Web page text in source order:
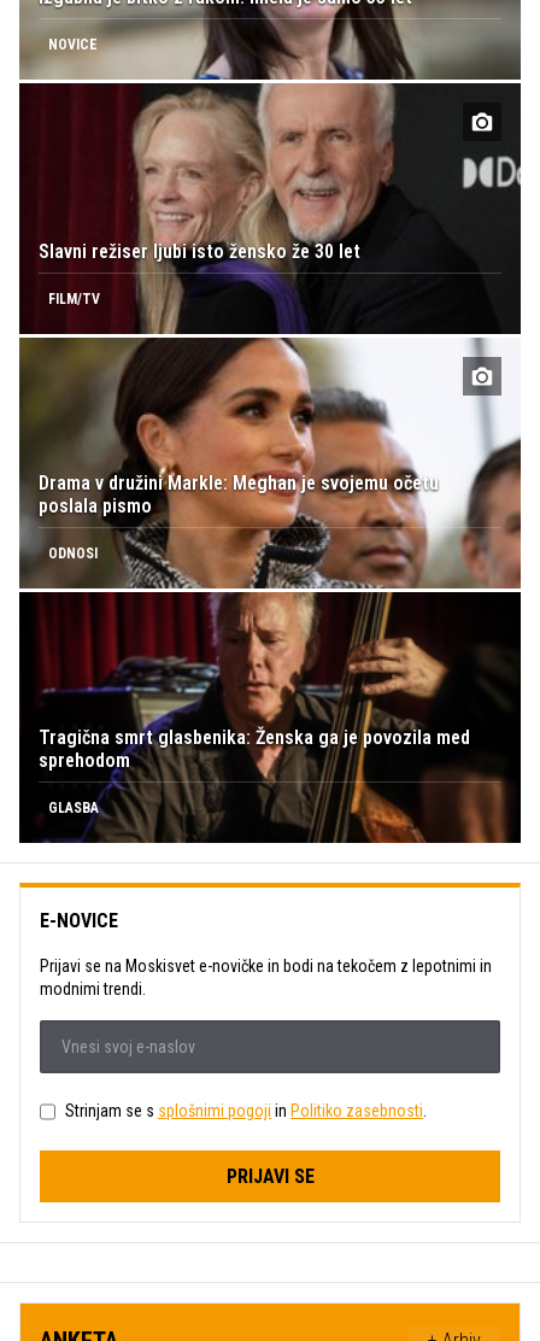
NOVICE
Slavni režiser ljubi isto žensko že 30 let
FILM/TV
Drama v družini Markle: Meghan je svojemu očetu
poslala pismo
ODNOSI
Tragična smrt glasbenika: Ženska ga je povozila med
sprehodom
GLASBA
E-NOVICE
Prijavi se na Moskisvet e-novičke in bodi na tekočem z lepotnimi in
modnimi trendi.
Strinjam se s splošnimi pogoji in Politiko zasebnosti.
PRIJAVI SE